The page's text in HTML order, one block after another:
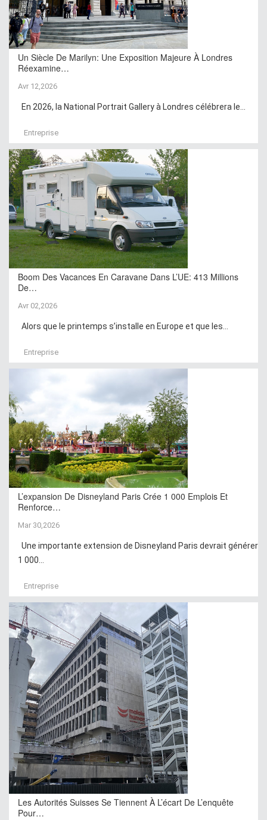
Un Siècle De Marilyn: Une Exposition Majeure À Londres
Réexamine…
Avr 12,2026
En 2026, la National Portrait Gallery à Londres célébrera le...
Entreprise
Boom Des Vacances En Caravane Dans L’UE: 413 Millions
De…
Avr 02,2026
Alors que le printemps s’installe en Europe et que les...
Entreprise
L’expansion De Disneyland Paris Crée 1 000 Emplois Et
Renforce…
Mar 30,2026
Une importante extension de Disneyland Paris devrait générer
1 000...
Entreprise
Les Autorités Suisses Se Tiennent À L’écart De L’enquête
Pour…